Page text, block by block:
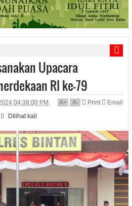
Upacara
RI ke-79
04:38:00 PM A+ A- Print
Email
Dilihat kali